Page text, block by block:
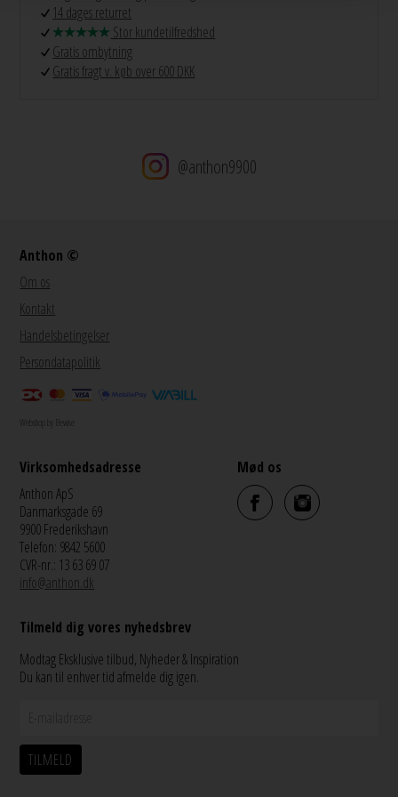
14 dages returret
Stor kundetilfredshed
Gratis ombytning
Gratis fragt v. køb over 600 DKK
@anthon9900
Anthon ©
Om os
Kontakt
Handelsbetingelser
Persondatapolitik
Webshop by Bewise
Virksomhedsadresse
Anthon ApS
Danmarksgade 69
9900 Frederikshavn
Telefon: 9842 5600
CVR-nr.: 13 63 69 07
info@anthon.dk
Mød os
Tilmeld dig vores nyhedsbrev
Modtag Eksklusive tilbud, Nyheder & Inspiration
Du kan til enhver tid afmelde dig igen.